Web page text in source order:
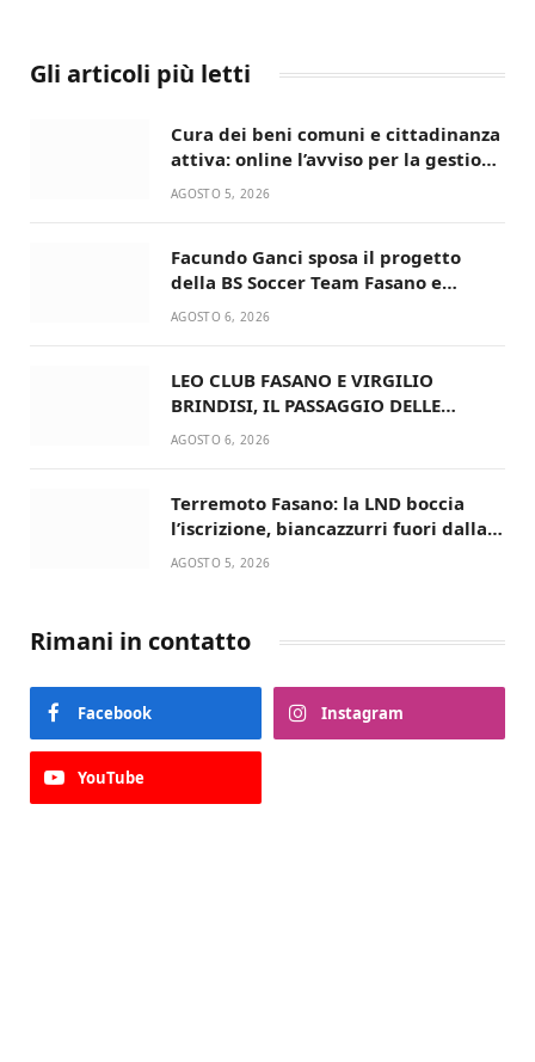
Gli articoli più letti
Cura dei beni comuni e cittadinanza
attiva: online l’avviso per la gestione
condivisa della Villetta di Laureto
AGOSTO 5, 2026
Facundo Ganci sposa il progetto
della BS Soccer Team Fasano e
ritorna in campo
AGOSTO 6, 2026
LEO CLUB FASANO E VIRGILIO
BRINDISI, IL PASSAGGIO DELLE
CONSEGNE RINNOVA UN’AMICIZIA
AGOSTO 6, 2026
Terremoto Fasano: la LND boccia
l’iscrizione, biancazzurri fuori dalla
Serie D
AGOSTO 5, 2026
Rimani in contatto
Facebook Instagram
YouTube